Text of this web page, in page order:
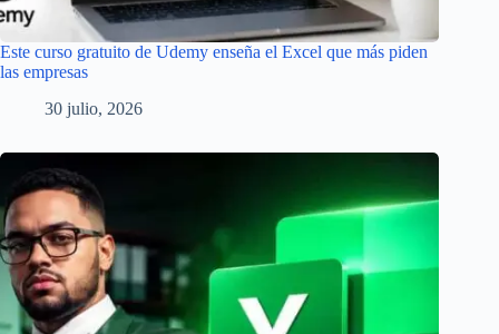
Este curso gratuito de Udemy enseña el Excel que más piden
las empresas
30 julio, 2026